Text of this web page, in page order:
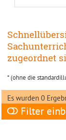
zugeordnet
* (ohne die
Es wurden 0
Filter